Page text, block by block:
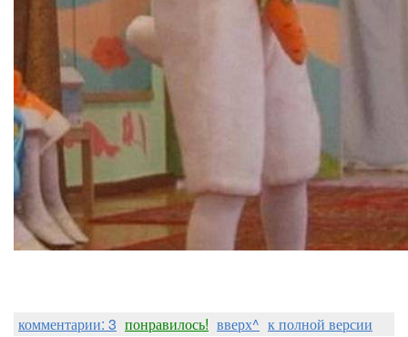
комментарии: 3 понравилось! вверх^ к полной версии